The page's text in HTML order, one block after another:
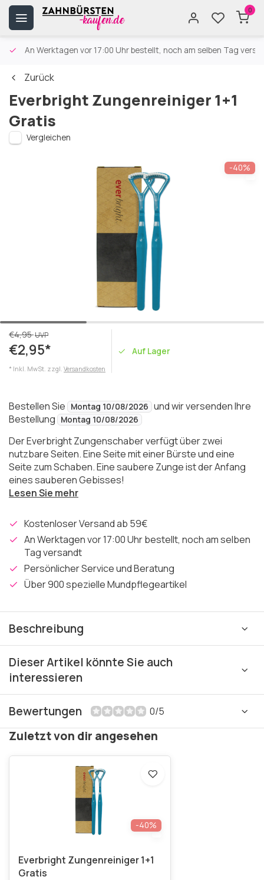
0
An Werktagen vor 17:00 Uhr bestellt, noch am selben Tag
Zurück
Everbright Zungenreiniger 1+1
Gratis
Vergleichen
-40%
€4,95UVP
€2,95*
* Inkl. MwSt. zzgl. Versandkosten
Auf Lager
Bestellen Sie Montag 10/08/2026 und wir versenden Ihre
Bestellung
Montag 10/08/2026
Der Everbright Zungenschaber verfügt über zwei
nutzbare Seiten. Eine Seite mit einer Bürste und eine
Seite zum Schaben. Eine saubere Zunge ist der Anfang
eines sauberen Gebisses!
Lesen Sie mehr
Kostenloser Versand ab 59€
An Werktagen vor 17:00 Uhr bestellt, noch am selben
Tag versandt
Persönlicher Service und Beratung
Über 900 spezielle Mundpflegeartikel
Beschreibung
Dieser Artikel könnte Sie auch
interessieren
Bewertungen 0/5
Zuletzt von dir angesehen
-40%
Everbright Zungenreiniger 1+1
Gratis